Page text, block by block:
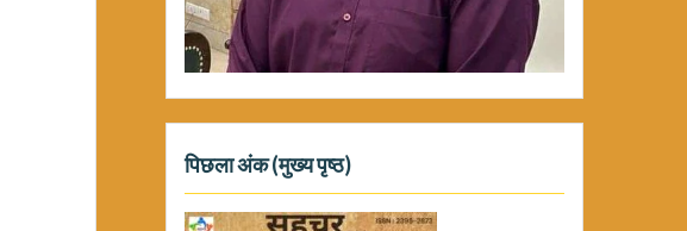
पिछला अंक (मुख्य पृष्ठ)